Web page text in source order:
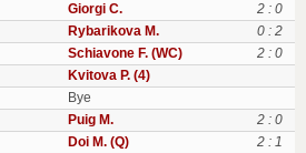
Giorgi C.
2 : 0
Rybarikova M.
0 : 2
Schiavone F. (WC)
2 : 0
Kvitova P. (4)
Bye
Puig M.
2 : 0
Doi M. (Q)
2 : 1